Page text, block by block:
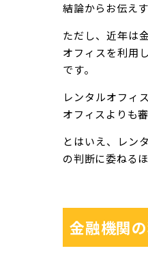
結論からお伝え
ただし、近年は
オフィスを利用
です。
レンタルオフィ
オフィスよりも
とはいえ、レン
の判断に委ねる
金融機関